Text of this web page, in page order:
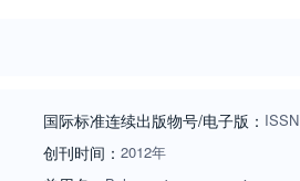
国际标准连续出版物号/电子版 ： ISSN
创刊时间： 2012年